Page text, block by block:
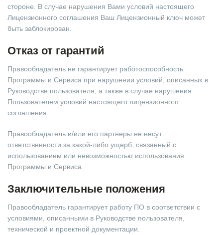
стороне. В случае нарушения Вами условий настоящего
Лицензионного соглашения Ваш Лицензионный ключ может
быть заблокирован.
Отказ от гарантий
Правообладатель не гарантирует работоспособность
Программы и Сервиса при нарушении условий, описанных в
Руководстве пользователя, а также в случае нарушения
Пользователем условий настоящего лицензионного
соглашения.
Правообладатель и/или его партнеры не несут
ответственности за какой-либо ущерб, связанный с
использованием или невозможностью использования
Программы и Сервиса.
Заключительные положения
Правообладатель гарантирует работу ПО в соответствии с
условиями, описанными в Руководстве пользователя,
технической и проектной документации.